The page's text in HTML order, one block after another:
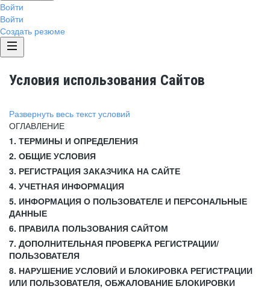
Войти
Войти
Создать резюме
Условия использования Сайтов
Развернуть весь текст условий
ОГЛАВЛЕНИЕ
1. ТЕРМИНЫ И ОПРЕДЕЛЕНИЯ
2. ОБЩИЕ УСЛОВИЯ
3. РЕГИСТРАЦИЯ ЗАКАЗЧИКА НА САЙТЕ
4. УЧЕТНАЯ ИНФОРМАЦИЯ
5. ИНФОРМАЦИЯ О ПОЛЬЗОВАТЕЛЕ И ПЕРСОНАЛЬНЫЕ
ДАННЫЕ
6. ПРАВИЛА ПОЛЬЗОВАНИЯ САЙТОМ
7. ДОПОЛНИТЕЛЬНАЯ ПРОВЕРКА РЕГИСТРАЦИИ/
ПОЛЬЗОВАТЕЛЯ
8. НАРУШЕНИЕ УСЛОВИЙ И БЛОКИРОВКА РЕГИСТРАЦИИ
ИЛИ ПОЛЬЗОВАТЕЛЯ, ОБЖАЛОВАНИЕ БЛОКИРОВКИ